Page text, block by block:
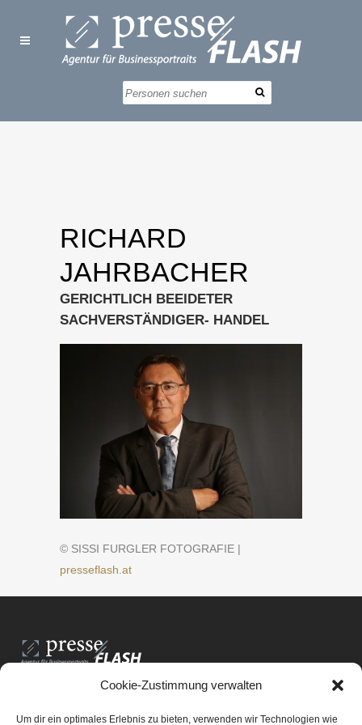
Cookie-Zustimmung verwalten
Um dir ein optimales Erlebnis zu bieten, verwenden wir Technologien wie
RICHARD
JAHRBACHER
GERICHTLICH BEEIDETER
SACHVERSTÄNDIGER- HANDEL
© SISSI FURGLER FOTOGRAFIE |
presseflash.at
PresseFlash e.U.